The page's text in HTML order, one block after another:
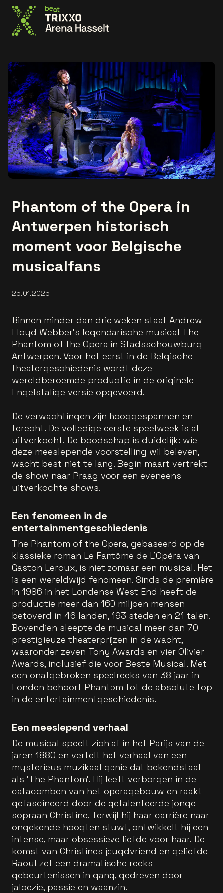
Phantom of the Opera in
Antwerpen historisch
moment voor Belgische
musicalfans
25.01.2025
Binnen minder dan drie weken staat Andrew
Lloyd Webber’s legendarische musical The
Phantom of the Opera in Stadsschouwburg
Antwerpen. Voor het eerst in de Belgische
theatergeschiedenis wordt deze
wereldberoemde productie in de originele
Engelstalige versie opgevoerd.
De verwachtingen zijn hooggespannen en
terecht. De volledige eerste speelweek is al
uitverkocht. De boodschap is duidelijk: wie
deze meeslepende voorstelling wil beleven,
wacht best niet te lang. Begin maart vertrekt
de show naar Praag voor een eveneens
uitverkochte shows.
Een fenomeen in de
entertainmentgeschiedenis
The Phantom of the Opera, gebaseerd op de
klassieke roman Le Fantôme de L’Opéra van
Gaston Leroux, is niet zomaar een musical. Het
is een wereldwijd fenomeen. Sinds de première
in 1986 in het Londense West End heeft de
productie meer dan 160 miljoen mensen
betoverd in 46 landen, 193 steden en 21 talen.
Bovendien sleepte de musical meer dan 70
prestigieuze theaterprijzen in de wacht,
waaronder zeven Tony Awards en vier Olivier
Awards, inclusief die voor Beste Musical. Met
een onafgebroken speelreeks van 38 jaar in
Londen behoort Phantom tot de absolute top
in de entertainmentgeschiedenis.
Een meeslepend verhaal
De musical speelt zich af in het Parijs van de
jaren 1880 en vertelt het verhaal van een
mysterieus muzikaal genie dat bekendstaat
als 'The Phantom'. Hij leeft verborgen in de
catacomben van het operagebouw en raakt
gefascineerd door de getalenteerde jonge
sopraan Christine. Terwijl hij haar carrière naar
ongekende hoogten stuwt, ontwikkelt hij een
intense, maar obsessieve liefde voor haar. De
komst van Christines jeugdvriend en geliefde
Raoul zet een dramatische reeks
gebeurtenissen in gang, gedreven door
jaloezie, passie en waanzin.